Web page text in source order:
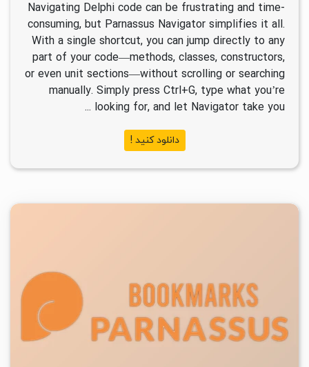
Navigating Delphi code can be frustrating and time-
consuming, but Parnassus Navigator simplifies it all.
With a single shortcut, you can jump directly to any
part of your code—methods, classes, constructors,
or even unit sections—without scrolling or searching
manually. Simply press Ctrl+G, type what you’re
looking for, and let Navigator take you ...
دانلود کنید !
۵/۱۱K ۱۴۰۳/۰۹/۰۱ ۱